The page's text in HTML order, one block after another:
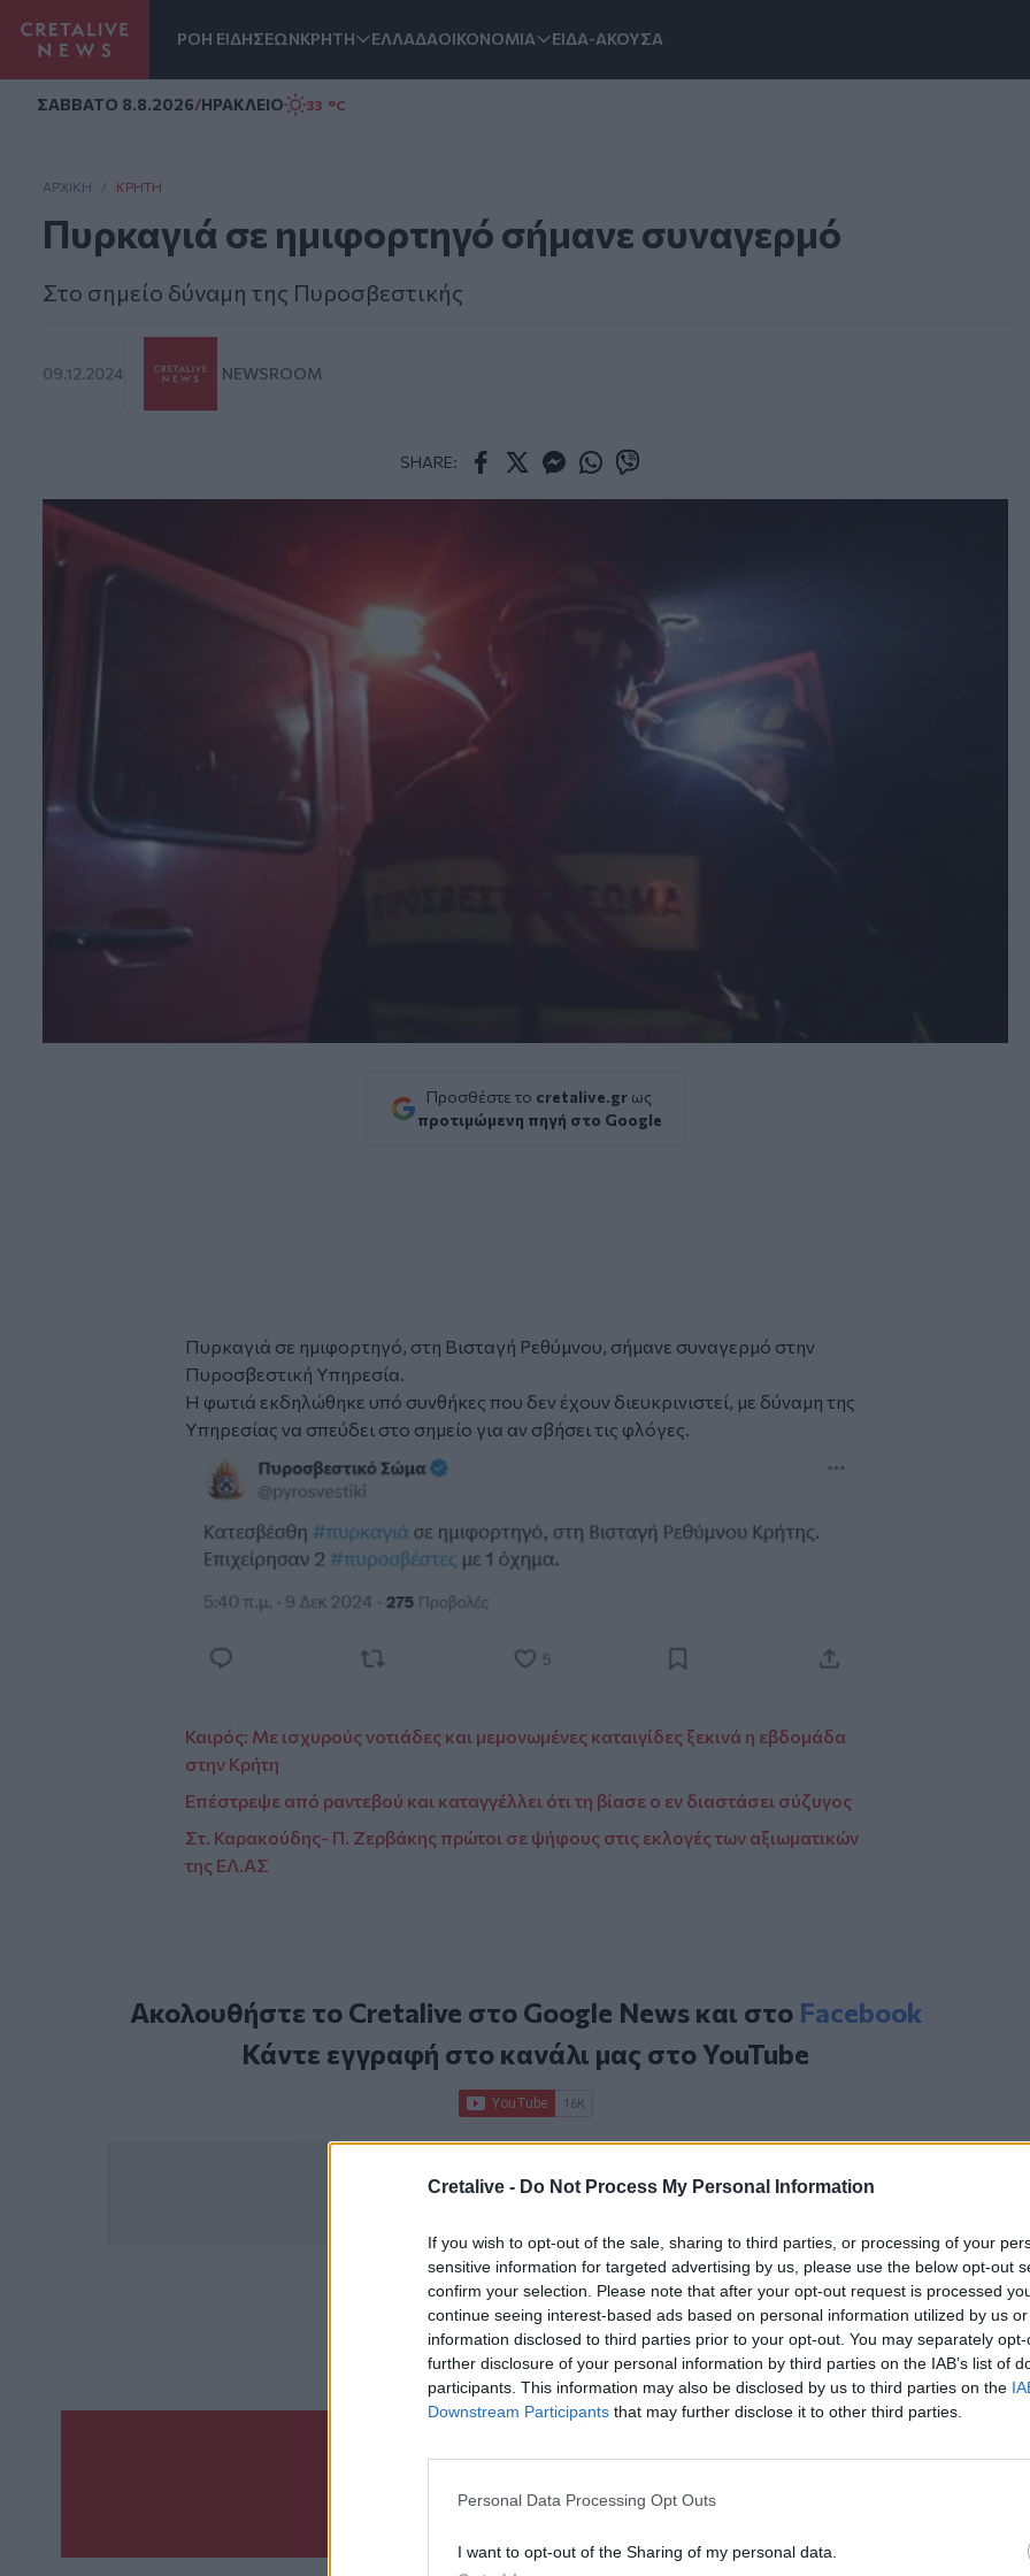
Cretalive - Do Not Process My Personal Information
If you wish to opt-out of the sale, sharing to third parties, or processing of your
sensitive information for targeted advertising by us, please use the below opt-out
confirm your selection. Please note that after your opt-out request is processed
continue seeing interest-based ads based on personal information utilized by us
information disclosed to third parties prior to your opt-out. You may separately
further disclosure of your personal information by third parties on the IAB’s list of
participants. This information may also be disclosed by us to third parties on the
Downstream Participants that may further disclose it to other third parties.
Personal Data Processing Opt Outs
I want to opt-out of the Sharing of my personal data.
ΡΟΗ ΕΙΔΗΣΕΩΝΚΡΗΤΗ ΕΛΛΑΔΑΟΙΚΟΝΟΜΙΑ ΕΙΔΑ-ΑΚΟΥΣΑ
ΣAΒΒΑΤΟ 8.8.2026/ΗΡΑΚΛΕΙΟ 33 °C
ΑΡΧΙΚΗ / ΚΡΉΤΗ
Πυρκαγιά σε ημιφορτηγό σήμανε συναγερμό
Στο σημείο δύναμη της Πυροσβεστικής
09.12.2024 NEWSROOM
SHARE:
Προσθέστε το cretalive.gr ως
προτιμώμενη πηγή στο Google
Πυρκαγιά σε ημιφορτηγό, στη Βισταγή Ρεθύμνου, σήμανε συναγερμό στην
Πυροσβεστική Υπηρεσία.
Η φωτιά εκδηλώθηκε υπό συνθήκες που δεν έχουν διευκρινιστεί, με δύναμη της
Υπηρεσίας να σπεύδει στο σημείο για αν σβήσει τις φλόγες.
Image
Καιρός: Με ισχυρούς νοτιάδες και μεμονωμένες καταιγίδες ξεκινά η εβδομάδα
στην Κρήτη
Επέστρεψε από ραντεβού και καταγγέλλει ότι τη βίασε ο εν διαστάσει σύζυγος
Στ. Καρακούδης- Π. Ζερβάκης πρώτοι σε ψήφους στις εκλογές των αξιωματικών
της ΕΛ.ΑΣ
Ακολουθήστε το Cretalive στο Google Newsκαι στο Facebook
Κάντε εγγραφή στο κανάλι μας στοYouTube
ΣΧΕΤΙΚΆ TAGS
Πυρκαγιά
Ημιφορτηγό Ρέθυμνο
ΣΤΕΊΛΕ ΤΗΝ ΕΊΔΗΣΗ